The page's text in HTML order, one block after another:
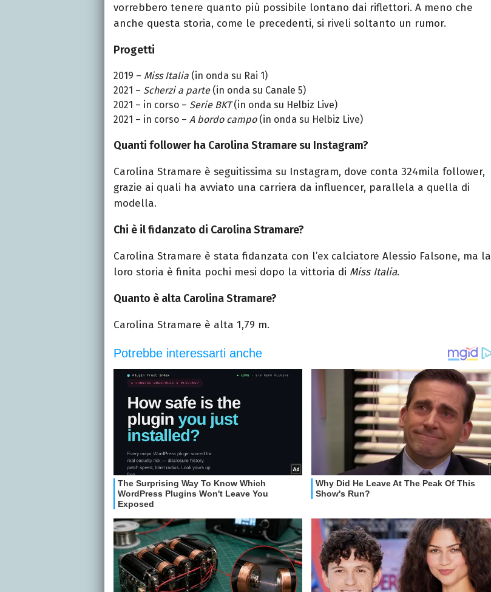
vorrebbero tenere quanto più possibile lontano dai riflettori. A meno che
anche questa storia, come le precedenti, si riveli soltanto un rumor.
Progetti
2019 – Miss Italia (in onda su Rai 1)
2021 – Scherzi a parte(in onda su Canale 5)
2021 – in corso – Serie BKT(in onda su Helbiz Live)
2021 – in corso – A bordo campo(in onda su Helbiz Live)
Quanti follower ha Carolina Stramare su Instagram?
Carolina Stramare è seguitissima su Instagram, dove conta 324mila follower,
grazie ai quali ha avviato una carriera da influencer, parallela a quella di
modella.
Chi è il fidanzato di Carolina Stramare?
Carolina Stramare è stata fidanzata con l’ex calciatore Alessio Falsone, ma la
loro storia è finita pochi mesi dopo la vittoria di Miss Italia.
Quanto è alta Carolina Stramare?
Carolina Stramare è alta 1,79 m.